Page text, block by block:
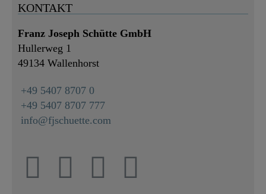
KONTAKT
Franz Joseph Schütte GmbH
Hullerweg 1
49134 Wallenhorst
+49 5407 8707 0
+49 5407 8707 777
info@fjschuette.com